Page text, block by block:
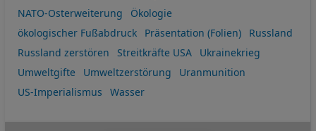
NATO-Osterweiterung
Ökologie
ökologischer Fußabdruck
Präsentation (Folien)
Russland
Russland zerstören
Streitkräfte USA
Ukrainekrieg
Umweltgifte
Umweltzerstörung
Uranmunition
US-Imperialismus
Wasser